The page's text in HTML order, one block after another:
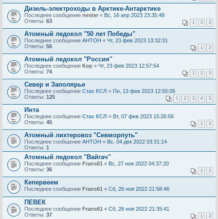
Дизель-электроходы в Арктике-Антарктике
Последнее сообщение nester « Вс, 16 апр 2023 23:35:48
Ответы: 63 1 2 3
Атомный ледокол "50 лет Победы"
Последнее сообщение AHTOH « Чт, 23 фев 2023 13:32:31
Ответы: 56 1 2
Атомный ледокол "Россия"
Последнее сообщение Кор « Чт, 23 фев 2023 12:57:54
Ответы: 74 1 2 3
Север и Заполярье
Последнее сообщение Стас КСЛ « Пн, 13 фев 2023 12:55:05
Ответы: 125 1 2 3 4 5
Инта
Последнее сообщение Стас КСЛ « Вт, 07 фев 2023 15:26:56
Ответы: 45 1 2
Атомный лихтеровоз "Севморпуть"
Последнее сообщение AHTOH « Вс, 04 дек 2022 03:31:14
Ответы: 1
Атомный ледокол "Вайгач"
Последнее сообщение Frans61 « Вс, 27 ноя 2022 04:37:20
Ответы: 36 1 2
Кепервеем
Последнее сообщение Frans61 « Сб, 26 ноя 2022 21:58:46
ПЕВЕК
Последнее сообщение Frans61 « Сб, 26 ноя 2022 21:35:41
Ответы: 37 1 2